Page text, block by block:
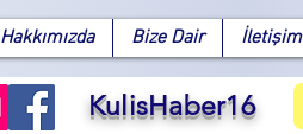
Hakkımızda Bize Dair İletişim
KulisHaber16